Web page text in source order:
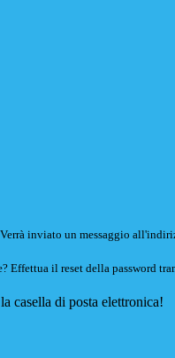
Verrà inviato un messaggio
Effettua il reset della password
casella di posta elettronica!